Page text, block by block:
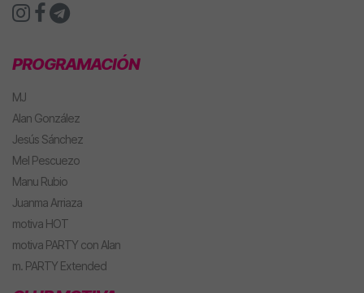
PROGRAMACIÓN
MJ
Alan González
Jesús Sánchez
Mel Pescuezo
Manu Rubio
Juanma Arriaza
motiva HOT
motiva PARTY con Alan
m. PARTY Extended